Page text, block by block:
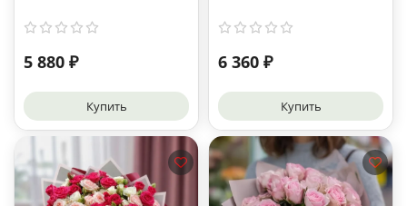
5 880 ₽
Купить
6 360 ₽
Купить